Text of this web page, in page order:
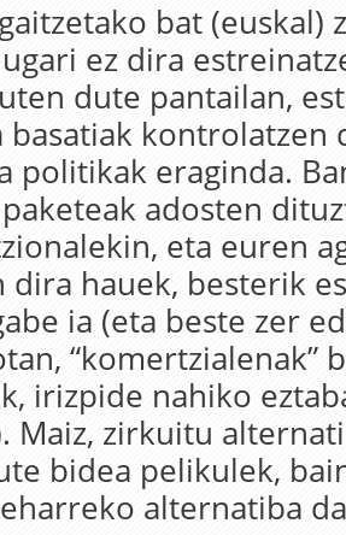
bat (euskal)
ez dira
dute pantailan,
basatiak kontrolatzen
politikak eraginda.
adosten
eta euren
dira hauek, besterik
ia (eta beste zer
“komertzialenak”
irizpide nahiko
Maiz, zirkuitu
bidea pelikulek,
alternatiba